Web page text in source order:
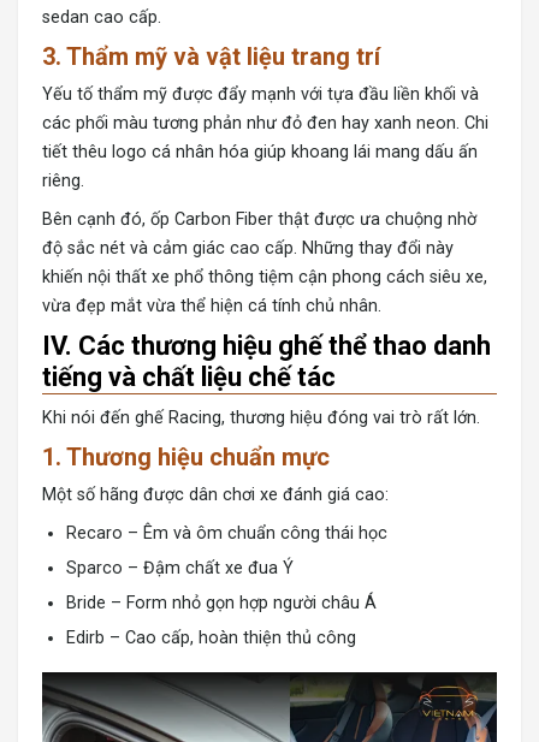
sedan cao cấp.
3. Thẩm mỹ và vật liệu trang trí
Yếu tố thẩm mỹ được đẩy mạnh với tựa đầu liền khối và
các phối màu tương phản như đỏ đen hay xanh neon. Chi
tiết thêu logo cá nhân hóa giúp khoang lái mang dấu ấn
riêng.
Bên cạnh đó, ốp Carbon Fiber thật được ưa chuộng nhờ
độ sắc nét và cảm giác cao cấp. Những thay đổi này
khiến nội thất xe phổ thông tiệm cận phong cách siêu xe,
vừa đẹp mắt vừa thể hiện cá tính chủ nhân.
IV. Các thương hiệu ghế thể thao danh
tiếng và chất liệu chế tác
Khi nói đến ghế Racing, thương hiệu đóng vai trò rất lớn.
1. Thương hiệu chuẩn mực
Một số hãng được dân chơi xe đánh giá cao:
Recaro – Êm và ôm chuẩn công thái học
Sparco – Đậm chất xe đua Ý
Bride – Form nhỏ gọn hợp người châu Á
Edirb – Cao cấp, hoàn thiện thủ công